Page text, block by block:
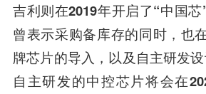
吉利则在2019年开启了“中国
曾表示采购备库存的同时，也
牌芯片的导入，以及自主研发
自主研发的中控芯片将会在